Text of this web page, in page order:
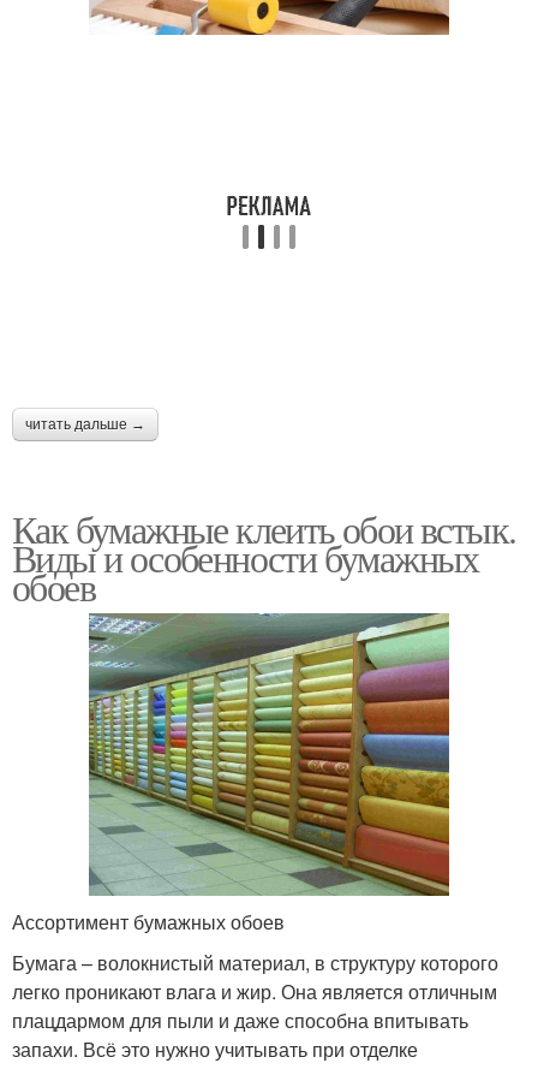
читать дальше →
Как бумажные клеить обои встык.
Виды и особенности бумажных
обоев
Ассортимент бумажных обоев
Бумага – волокнистый материал, в структуру которого
легко проникают влага и жир. Она является отличным
плацдармом для пыли и даже способна впитывать
запахи. Всё это нужно учитывать при отделке